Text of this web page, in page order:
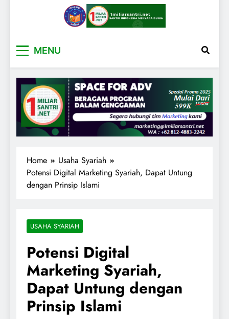
MENU
Home
Usaha Syariah
Potensi Digital Marketing Syariah, Dapat Untung
dengan Prinsip Islami
USAHA SYARIAH
Potensi Digital
Marketing Syariah,
Dapat Untung dengan
Prinsip Islami